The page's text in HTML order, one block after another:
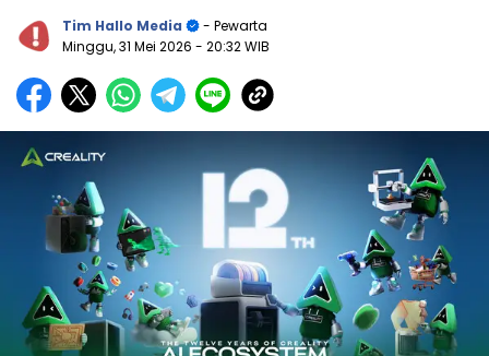
Tim Hallo Media
- Pewarta
Minggu, 31 Mei 2026 - 20:32 WIB